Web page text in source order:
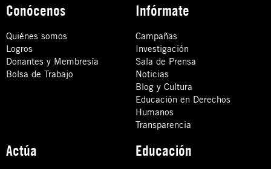
Conócenos
Quiénes somos
Logros
Donantes y Membresía
Bolsa de Trabajo
Infórmate
Campañas
Investigación
Sala de Prensa
Noticias
Blog y Cultura
Educación en Derechos
Humanos
Transparencia
Actúa Educación